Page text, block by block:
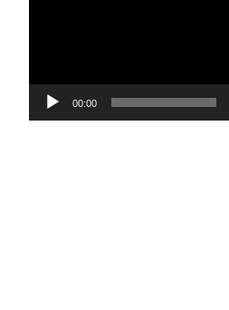
00:00